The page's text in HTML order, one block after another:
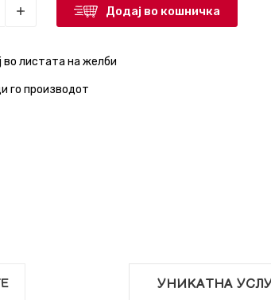
Додај во кошничка
во листата на желби
го производот
УНИКАТНА